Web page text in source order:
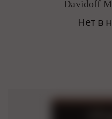
Davidoff
Нет в